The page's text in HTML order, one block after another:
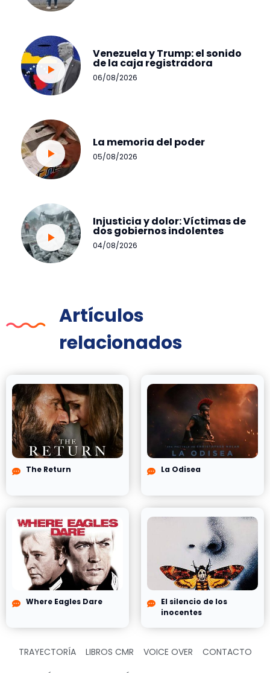
Venezuela y Trump: el sonido
de la caja registradora
06/08/2026
La memoria del poder
05/08/2026
Injusticia y dolor: Víctimas de
dos gobiernos indolentes
04/08/2026
Artículos
relacionados
The Return La Odisea
Where Eagles Dare
El silencio de los
inocentes
TRAYECTORÍA LIBROS CMR VOICE OVER CONTACTO